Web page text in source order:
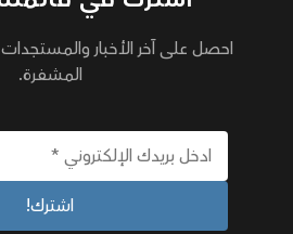
احصل على آخر الأخبار
المشفرة.